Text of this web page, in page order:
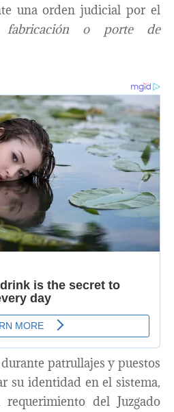
una orden judicial por el
fabricación o porte de
patrullajes y puestos
su identidad en el sistema,
del Juzgado